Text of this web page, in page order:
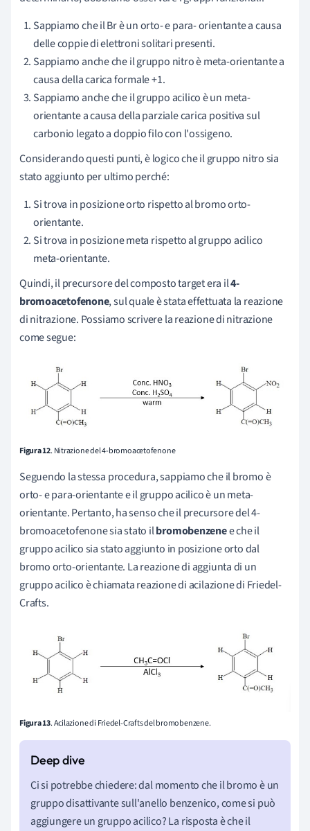
Sappiamo che il Br è un orto- e para- orientante a causa
delle coppie di elettroni solitari presenti.
Sappiamo anche che il gruppo nitro è meta-orientante a
causa della carica formale +1.
Sappiamo anche che il gruppo acilico è un meta-
orientante a causa della parziale carica positiva sul
carbonio legato a doppio filo con l'ossigeno.
Considerando questi punti, è logico che il gruppo nitro sia
stato aggiunto per ultimo perché:
Si trova in posizione orto rispetto al bromo orto-
orientante.
Si trova in posizione meta rispetto al gruppo acilico
meta-orientante.
Quindi, il precursore del composto target era il4-
bromoacetofenone, sul quale è stata effettuata la reazione
di nitrazione. Possiamo scrivere la reazione di nitrazione
come segue:
Figura 12. Nitrazione del 4-bromoacetofenone
Seguendo la stessa procedura, sappiamo che il bromo è
orto- e para-orientante e il gruppo acilico è un meta-
orientante. Pertanto, ha senso che il precursore del 4-
bromoacetofenone sia stato ilbromobenzenee che il
gruppo acilico sia stato aggiunto in posizione orto dal
bromo orto-orientante. La reazione di aggiunta di un
gruppo acilico è chiamata reazione di acilazione di Friedel-
Crafts.
Figura 13. Acilazione di Friedel-Crafts del bromobenzene.
Ci si potrebbe chiedere: dal momento che il bromo è un
gruppo disattivante sull'anello benzenico, come si può
aggiungere un gruppo acilico? La risposta è che il